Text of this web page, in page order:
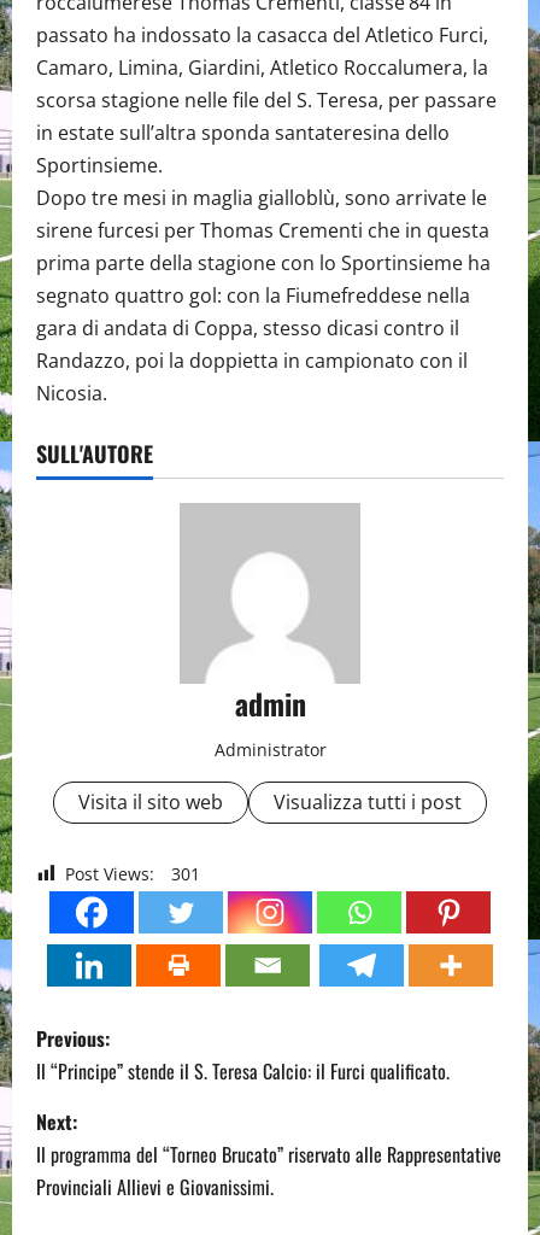
passato ha indossato la casacca del Atletico Furci,
Camaro, Limina, Giardini, Atletico Roccalumera, la
scorsa stagione nelle file del S. Teresa, per passare
in estate sull’altra sponda santateresina dello
Sportinsieme.
Dopo tre mesi in maglia gialloblù, sono arrivate le
sirene furcesi per Thomas Crementi che in questa
prima parte della stagione con lo Sportinsieme ha
segnato quattro gol: con la Fiumefreddese nella
gara di andata di Coppa, stesso dicasi contro il
Randazzo, poi la doppietta in campionato con il
Nicosia.
SULL'AUTORE
admin
Administrator
Visita il sito web Visualizza tutti i post
Post Views: 301
P
o
s
t
Previous:
Il “Principe” stende il S. Teresa Calcio: il Furci qualificato.
Next:
Il programma del “Torneo Brucato” riservato alle Rappresentative
Provinciali Allievi e Giovanissimi.